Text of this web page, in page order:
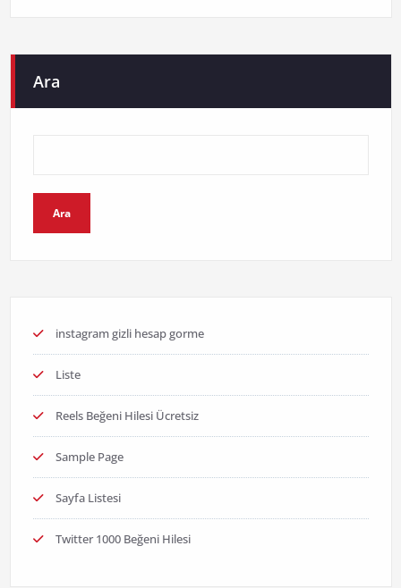
Ara
Ara
instagram gizli hesap gorme
Liste
Reels Beğeni Hilesi Ücretsiz
Sample Page
Sayfa Listesi
Twitter 1000 Beğeni Hilesi